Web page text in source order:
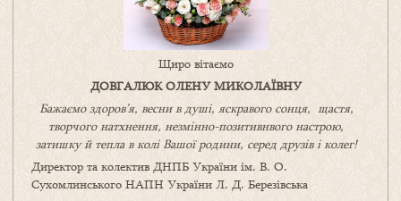
Щиро вітаємо
ДОВГАЛЮК ОЛЕНУ МИКОЛАЇВНУ
Бажаємо здоров’я, весни в душі, яскравого сонця, щастя,
творчого натхнення, незмінно-позитивнвого настрою,
затишкуйтепла в коліВашоїродини, серед друзів і колег!
Директор та колектив ДНПБ України ім. В. О.
Сухомлинського НАПН України Л. Д. Березівська